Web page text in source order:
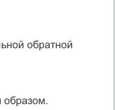
обратной